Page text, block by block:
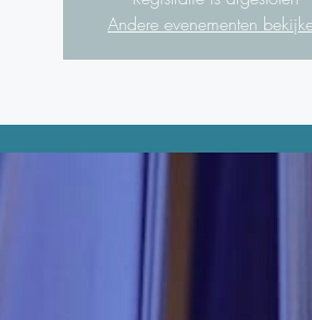
Andere evenementen